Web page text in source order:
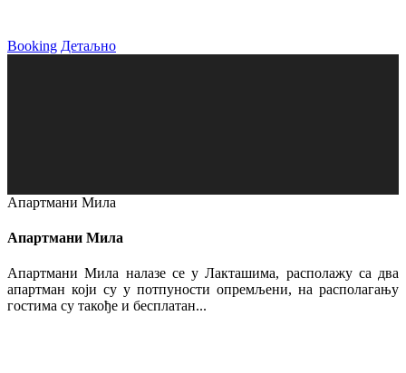
Booking Детаљно
Апартмани Мила
Апартмани Мила
Апартмани Мила налазе се у Лакташима, располажу са два
апартман који су у потпуности опремљени, на располагању
гостима су такође и бесплатан...